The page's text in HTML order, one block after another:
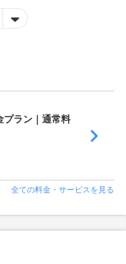
ラン｜通常料
全ての料金・サービスを見る